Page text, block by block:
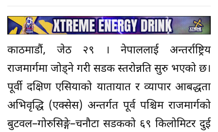
काठमाडौं, जेठ २९ । नेपाललाई अन्तर्राष्ट्रिय
राजमार्गमा जोड्ने गरी सडक स्तरोन्नति सुरु भएको छ।
पूर्वी दक्षिण एसियाको यातायात र व्यापार आबद्धता
अभिवृद्धि (एक्सेस) अन्तर्गत पूर्व पश्चिम राजमार्गको
बुटवल–गोरुसिङ्गे–चनौटा सडकको ६९ किलोमिटर दुई